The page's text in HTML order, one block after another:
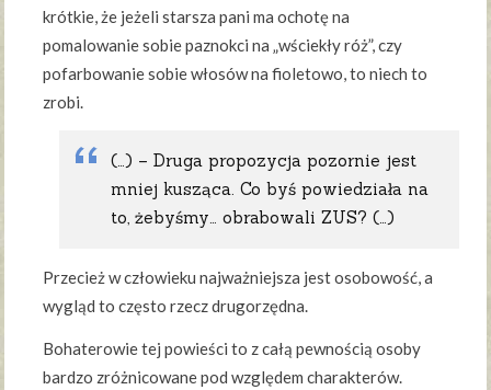
krótkie, że jeżeli starsza pani ma ochotę na
pomalowanie sobie paznokci na „wściekły róż”, czy
pofarbowanie sobie włosów na fioletowo, to niech to
zrobi.
(…) – Druga propozycja pozornie jest
mniej kusząca. Co byś powiedziała na
to, żebyśmy… obrabowali ZUS? (…)
Przecież w człowieku najważniejsza jest osobowość, a
wygląd to często rzecz drugorzędna.
Bohaterowie tej powieści to z całą pewnością osoby
bardzo zróżnicowane pod względem charakterów.